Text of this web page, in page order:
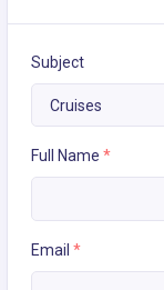
Subject
Full Name *
Email *